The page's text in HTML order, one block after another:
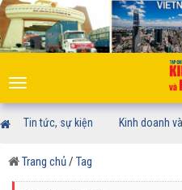
Toggle
navigation
Tin tức, sự kiện Kinh doanh
Trang chủ/ Tag